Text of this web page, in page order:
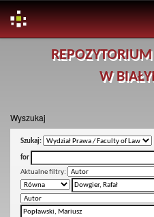
W
Wyszukaj
Szukaj:
for
Aktualne filtry: